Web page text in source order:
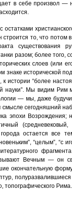
в себе произвол —
то, что потом
существования
разом; более того,
слоев (или
знаке исторической
истории “более
науки”. Мы видим
— мы, даже
сегодняшний
эпохи Возрождения;
остается все
“целым”, “с
Вечным — он
окончательную
топографического Рима.